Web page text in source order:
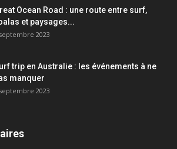
Ocean Road : une route entre surf,
et paysages...
2023
trip en Australie : les événements à ne
manquer
2023